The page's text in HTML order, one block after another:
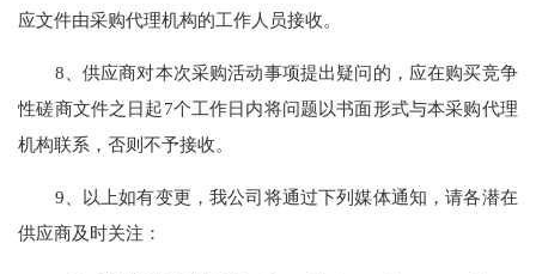
应文件由采购代理机构的工作人员接收。
8、供应商对本次采购活动事项提出疑问的，应在购买竞争
性磋商文件之日起7个工作日内将问题以书面形式与本采购代理
机构联系，否则不予接收。
9、以上如有变更，我公司将通过下列媒体通知，请各潜在
供应商及时关注：